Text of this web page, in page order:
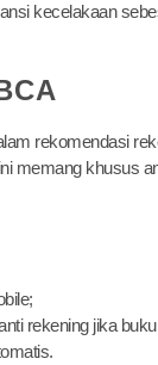
kecelakaan
rekomendasi
memang khusus
rekening jika